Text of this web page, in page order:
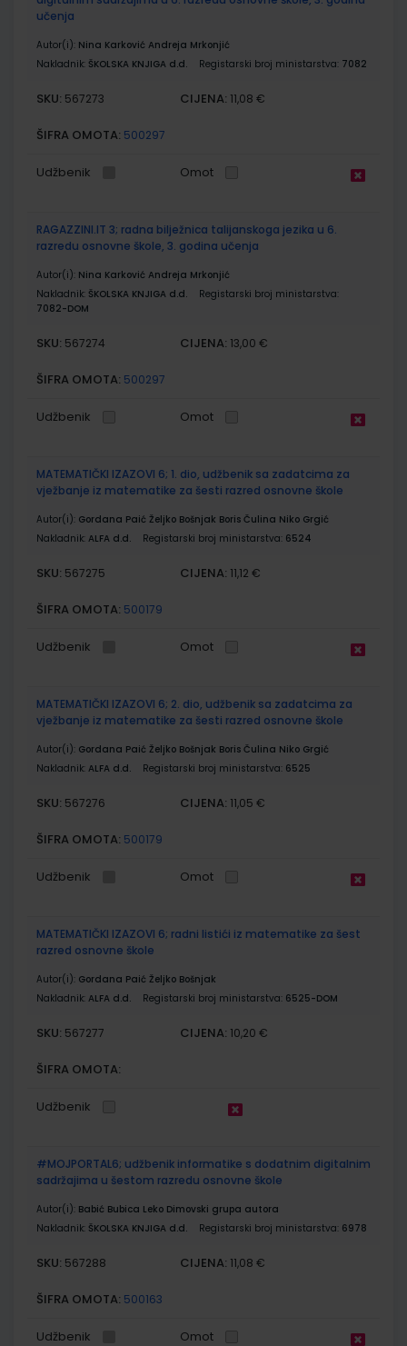
učenja
Autor(i): Nina Karković Andreja Mrkonjić
Nakladnik: ŠKOLSKA KNJIGA d.d. Registarski broj ministarstva: 7082
SKU: 567273 CIJENA: 11,08 €
ŠIFRA OMOTA: 500297
Udžbenik Omot
RAGAZZINI.IT 3; radna bilježnica talijanskoga jezika u 6.
razredu osnovne škole, 3. godina učenja
Autor(i): Nina Karković Andreja Mrkonjić
Nakladnik: ŠKOLSKA KNJIGA d.d.
Registarski broj ministarstva:
7082-DOM
SKU: 567274 CIJENA: 13,00 €
ŠIFRA OMOTA: 500297
Udžbenik Omot
MATEMATIČKI IZAZOVI 6; 1. dio, udžbenik sa zadatcima za
vježbanje iz matematike za šesti razred osnovne škole
Autor(i): Gordana Paić Željko Bošnjak Boris Čulina Niko Grgić
Nakladnik: ALFA d.d. Registarski broj ministarstva: 6524
SKU: 567275 CIJENA: 11,12 €
ŠIFRA OMOTA: 500179
Udžbenik Omot
MATEMATIČKI IZAZOVI 6; 2. dio, udžbenik sa zadatcima za
vježbanje iz matematike za šesti razred osnovne škole
Autor(i): Gordana Paić Željko Bošnjak Boris Čulina Niko Grgić
Nakladnik: ALFA d.d. Registarski broj ministarstva: 6525
SKU: 567276 CIJENA: 11,05 €
ŠIFRA OMOTA: 500179
Udžbenik Omot
MATEMATIČKI IZAZOVI 6; radni listići iz matematike za šest
razred osnovne škole
Autor(i): Gordana Paić Željko Bošnjak
Nakladnik: ALFA d.d. Registarski broj ministarstva: 6525-DOM
SKU: 567277 CIJENA: 10,20 €
ŠIFRA OMOTA:
Udžbenik
#MOJPORTAL6; udžbenik informatike s dodatnim digitalnim
sadržajima u šestom razredu osnovne škole
Autor(i): Babić Bubica Leko Dimovski grupa autora
Nakladnik: ŠKOLSKA KNJIGA d.d. Registarski broj ministarstva: 6978
SKU: 567288 CIJENA: 11,08 €
ŠIFRA OMOTA: 500163
Udžbenik Omot